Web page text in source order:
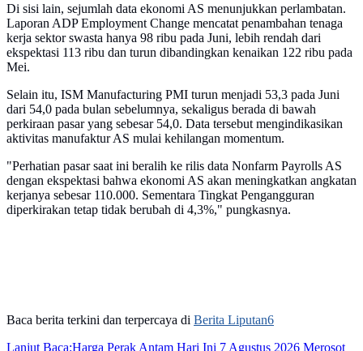
Di sisi lain, sejumlah data ekonomi AS menunjukkan perlambatan.
Laporan ADP Employment Change mencatat penambahan tenaga
kerja sektor swasta hanya 98 ribu pada Juni, lebih rendah dari
ekspektasi 113 ribu dan turun dibandingkan kenaikan 122 ribu pada
Mei.
Selain itu, ISM Manufacturing PMI turun menjadi 53,3 pada Juni
dari 54,0 pada bulan sebelumnya, sekaligus berada di bawah
perkiraan pasar yang sebesar 54,0. Data tersebut mengindikasikan
aktivitas manufaktur AS mulai kehilangan momentum.
"Perhatian pasar saat ini beralih ke rilis data Nonfarm Payrolls AS
dengan ekspektasi bahwa ekonomi AS akan meningkatkan angkatan
kerjanya sebesar 110.000. Sementara Tingkat Pengangguran
diperkirakan tetap tidak berubah di 4,3%," pungkasnya.
Baca berita terkini dan terpercaya di Berita Liputan6
Lanjut Baca:Harga Perak Antam Hari Ini 7 Agustus 2026 Merosot